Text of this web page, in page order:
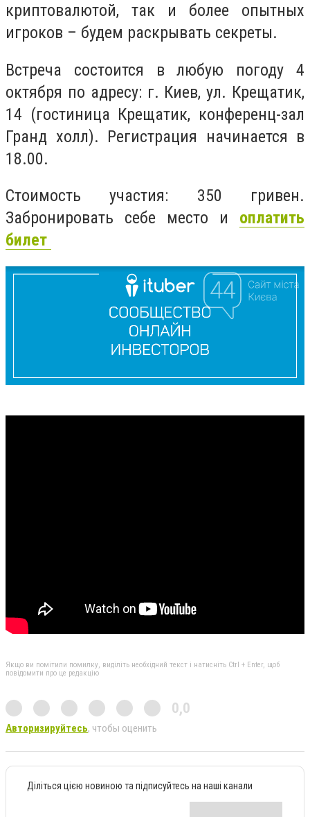
криптовалютой, так и более опытных
игроков – будем раскрывать секреты.
Встреча состоится в любую погоду 4
октября по адресу: г. Киев, ул. Крещатик,
14 (гостиница Крещатик, конференц-зал
Гранд холл). Регистрация начинается в
18.00.
Стоимость участия: 350 гривен.
Забронировать себе место и оплатить
билет
Якщо ви помітили помилку, виділіть необхідний текст і натисніть Ctrl + Enter, щоб
повідомити про це редакцію
0,0
Авторизируйтесь, чтобы оценить
Діліться цією новиною та підписуйтесь на наші канали